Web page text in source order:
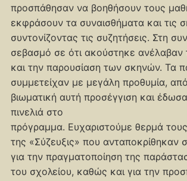
προσπάθησαν να βοηθήσουν τους
εκφράσουν τα συναισθήματα και τις
συντονίζοντας τις συζητήσεις. Στη
σεβασμό σε ότι ακούστηκε ανέλαβαν
και την παρουσίαση των σκηνών. Τα
συμμετείχαν με μεγάλη προθυμία,
βιωματική αυτή προσέγγιση και
πινελιά στο
πρόγραμμα. Ευχαριστούμε θερμά
της «Σύζευξις» που ανταποκρίθηκαν
για την πραγματοποίηση της
του σχολείου, καθώς και για την